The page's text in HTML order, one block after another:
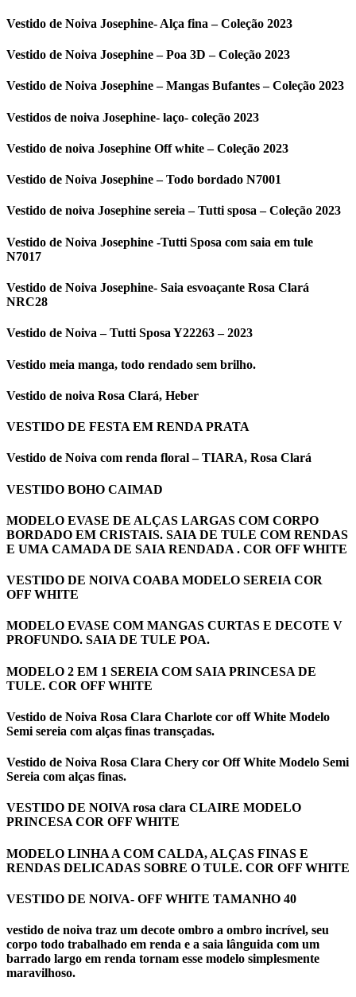
Vestido de Noiva Josephine- Alça fina – Coleção 2023
Vestido de Noiva Josephine – Poa 3D – Coleção 2023
Vestido de Noiva Josephine – Mangas Bufantes – Coleção 2023
Vestidos de noiva Josephine- laço- coleção 2023
Vestido de noiva Josephine Off white – Coleção 2023
Vestido de Noiva Josephine – Todo bordado N7001
Vestido de noiva Josephine sereia – Tutti sposa – Coleção 2023
Vestido de Noiva Josephine -Tutti Sposa com saia em tule
N7017
Vestido de Noiva Josephine- Saia esvoaçante Rosa Clará
NRC28
Vestido de Noiva – Tutti Sposa Y22263 – 2023
Vestido meia manga, todo rendado sem brilho.
Vestido de noiva Rosa Clará, Heber
VESTIDO DE FESTA EM RENDA PRATA
Vestido de Noiva com renda floral – TIARA, Rosa Clará
VESTIDO BOHO CAIMAD
MODELO EVASE DE ALÇAS LARGAS COM CORPO
BORDADO EM CRISTAIS. SAIA DE TULE COM RENDAS
E UMA CAMADA DE SAIA RENDADA . COR OFF WHITE
VESTIDO DE NOIVA COABA MODELO SEREIA COR
OFF WHITE
MODELO EVASE COM MANGAS CURTAS E DECOTE V
PROFUNDO. SAIA DE TULE POA.
MODELO 2 EM 1 SEREIA COM SAIA PRINCESA DE
TULE. COR OFF WHITE
Vestido de Noiva Rosa Clara Charlote cor off White Modelo
Semi sereia com alças finas transçadas.
Vestido de Noiva Rosa Clara Chery cor Off White Modelo Semi
Sereia com alças finas.
VESTIDO DE NOIVA rosa clara CLAIRE MODELO
PRINCESA COR OFF WHITE
MODELO LINHA A COM CALDA, ALÇAS FINAS E
RENDAS DELICADAS SOBRE O TULE. COR OFF WHITE
VESTIDO DE NOIVA- OFF WHITE TAMANHO 40
vestido de noiva traz um decote ombro a ombro incrível, seu
corpo todo trabalhado em renda e a saia lânguida com um
barrado largo em renda tornam esse modelo simplesmente
maravilhoso.